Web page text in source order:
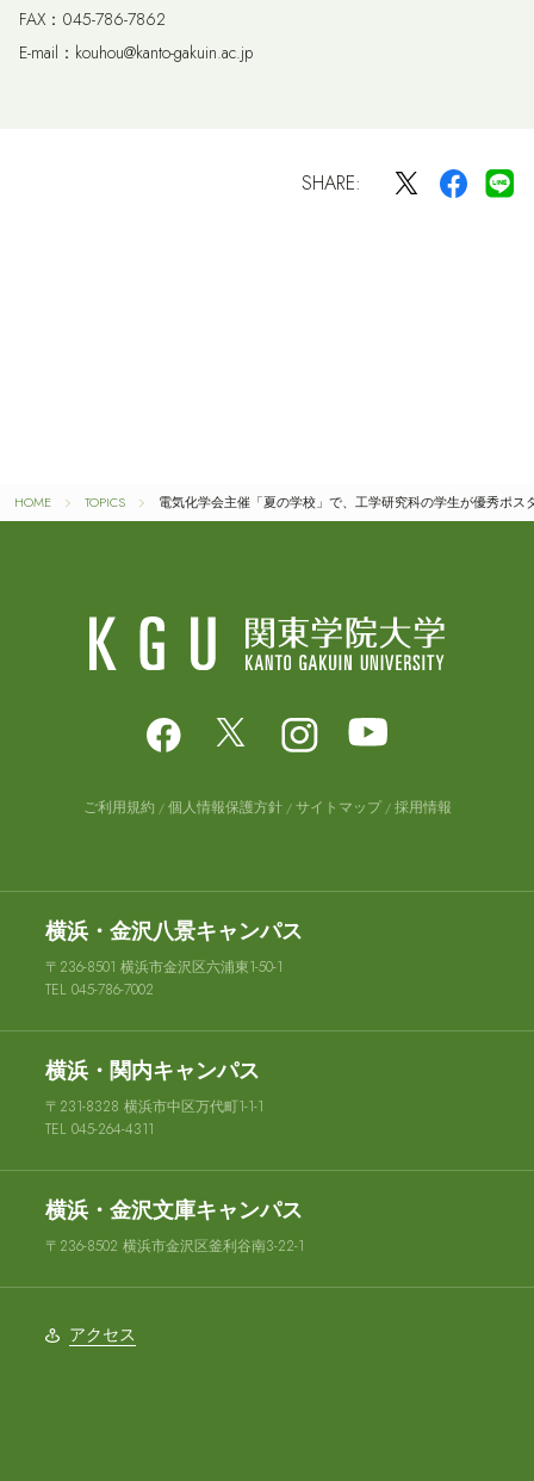
HOME TOPICS 電気化学会主催「夏の学校」で、工学研究科の学生が優秀ポス
FAX：045-786-7862
E-mail：kouhou@kanto-gakuin.ac.jp
SHARE:
ご利用規約 個人情報保護方針 サイトマップ 採用情報
横浜・金沢八景キャンパス
〒236-8501 横浜市金沢区六浦東1-50-1
TEL 045-786-7002
横浜・関内キャンパス
〒231-8328 横浜市中区万代町1-1-1
TEL 045-264-4311
横浜・金沢文庫キャンパス
〒236-8502 横浜市金沢区釜利谷南3-22-1
アクセス